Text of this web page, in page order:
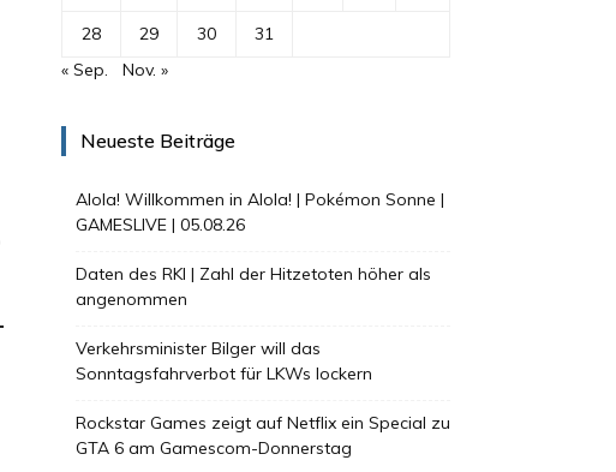
28 29 30
31
« Sep.
Nov. »
Neueste Beiträge
Alola! Willkommen in Alola! | Pokémon Sonne |
GAMESLIVE | 05.08.26
Daten des RKI | Zahl der Hitzetoten höher als
angenommen
Verkehrsminister Bilger will das
Sonntagsfahrverbot für LKWs lockern
Rockstar Games zeigt auf Netflix ein Special zu
GTA 6 am Gamescom-Donnerstag